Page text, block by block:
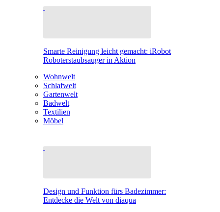
Smarte Reinigung leicht gemacht: iRobot
Roboterstaubsauger in Aktion
Wohnwelt
Schlafwelt
Gartenwelt
Badwelt
Textilien
Möbel
Design und Funktion fürs Badezimmer:
Entdecke die Welt von diaqua